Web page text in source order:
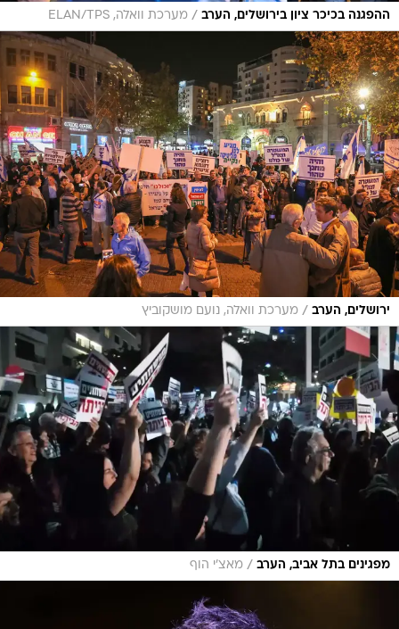
ההפגנה בכיכר ציון בירושלים, הערב / מערכת וואלה, ELAN/TPS
ירושלים, הערב / מערכת וואלה, נועם מושקוביץ
מפגינים בתל אביב, הערב / מאצ'י הוף